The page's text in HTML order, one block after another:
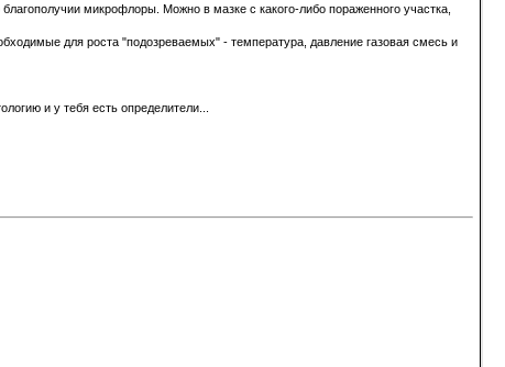
микрофлоры. Можно в мазке с какого-либо пораженного участка,
для роста "подозреваемых" - температура, давление газовая смесь и
и у тебя есть определители...